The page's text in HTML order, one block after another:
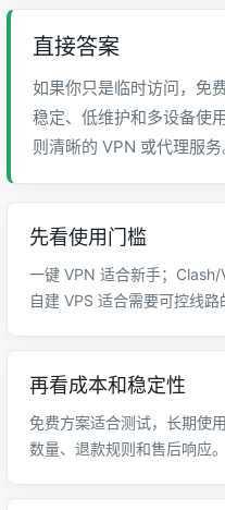
直接答案
如果你只是临时访问，免
稳定、低维护和多设备使
则清晰的 VPN 或代理服务
先看使用门槛
一键 VPN 适合新手；Clash/
自建 VPS 适合需要可控线路
再看成本和稳定性
免费方案适合测试，长期使
数量、退款规则和售后响应。